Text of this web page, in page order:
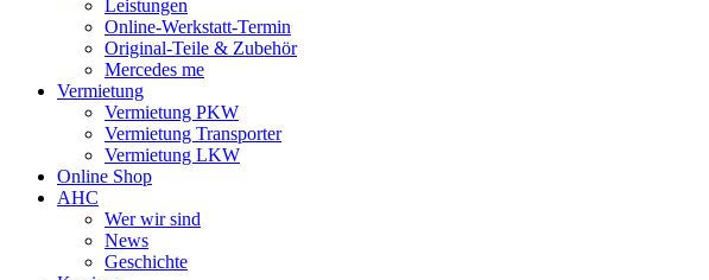
Leistungen
Online-Werkstatt-Termin
Original-Teile & Zubehör
Mercedes me
Vermietung
Vermietung PKW
Vermietung Transporter
Vermietung LKW
Online Shop
AHC
Wer wir sind
News
Geschichte